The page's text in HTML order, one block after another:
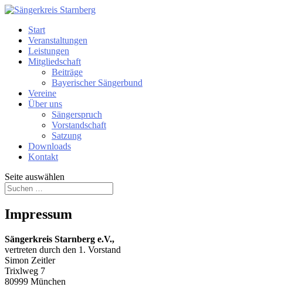
Start
Veranstaltungen
Leistungen
Mitgliedschaft
Beiträge
Bayerischer Sängerbund
Vereine
Über uns
Sängerspruch
Vorstandschaft
Satzung
Downloads
Kontakt
Seite auswählen
Impressum
Sängerkreis Starnberg e.V.,
vertreten durch den 1. Vorstand
Simon Zeitler
Trixlweg 7
80999 München